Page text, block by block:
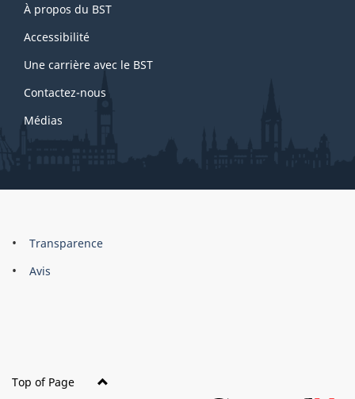
this
site
À propos du BST
Accessibilité
Une carrière avec le BST
Contactez-nous
Médias
About
this
Brand
Transparence
Avis
Top of Page